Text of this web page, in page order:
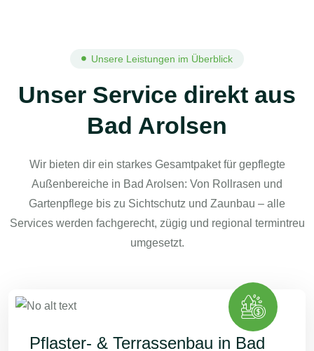
Unsere Leistungen im Überblick
Unser Service direkt aus
Bad Arolsen
Wir bieten dir ein starkes Gesamtpaket für gepflegte
Außenbereiche in Bad Arolsen: Von Rollrasen und
Gartenpflege bis zu Sichtschutz und Zaunbau – alle
Services werden fachgerecht, zügig und regional termintreu
umgesetzt.
Pflaster- & Terrassenbau in Bad